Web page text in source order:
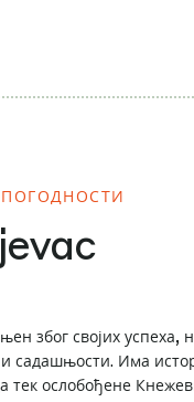
због својих успеха,
садашњости. Има
тек ослобођене